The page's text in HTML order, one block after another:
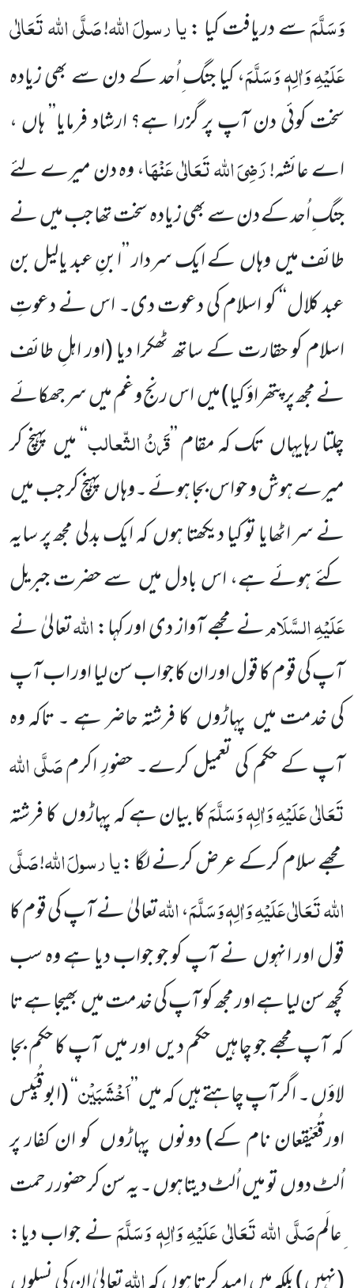
وَسَلَّمَسے دریافت کیا :یارسولَاللہ!صَلَّی اللہ تَعَالٰی
عَلَیْہِ وَاٰلِہٖ وَسَلَّمَ، کیا جنگ ِاُحد کے دن سے بھی زیادہ
سخت کوئی دن آپ پر گزرا ہے؟ ارشاد فرمایا’’ ہاں ،
اے عائشہ!رَضِیَ اللہ تَعَالٰی عَنْہَا، وہ دن میرے لئے
جنگ ِاُحد کے دن سے بھی زیادہ سخت تھا جب میں نے
طائف میں وہاں کے ایک سردار ’’ابنِ عبد یالیل بن
عبد کلال‘‘ کو اسلام کی دعوت دی۔ اس نے دعوتِ
اسلام کو حقارت کے ساتھ ٹھکرا دیا(اور اہلِ طائف
نے مجھ پر پتھراؤ کیا)میں اس رنج و غم میں سرجھکائے
چلتا رہایہاں تک کہ مقام ’’قَرنُ الثّعالب‘‘ میں پہنچ کر
میرے ہوش و حواس بجا ہوئے ۔وہاں پہنچ کر جب میں
نے سر اٹھایا تو کیا دیکھتا ہوں کہ ایک بدلی مجھ پر سایہ
کئے ہوئے ہے، اس بادل میں سے حضرت جبریل
عَلَیْہِالسَّلَامنے مجھے آواز دی اور کہا:اللہتعالیٰ نے
آپ کی قوم کا قول اور ان کا جواب سن لیا اور اب آپ
کی خدمت میں پہاڑوں کا فرشتہ حاضر ہے ۔ تاکہ وہ
آپ کے حکم کی تعمیل کرے۔ حضورِ اکرمصَلَّی اللہ
تَعَالٰی عَلَیْہِ وَاٰلِہٖ وَسَلَّمَکا بیان ہے کہ پہاڑوں کا فرشتہ
مجھے سلام کرکے عرض کرنے لگا :یارسولَاللہ!صَلَّی
اللہ تَعَالٰی عَلَیْہِ وَاٰلِہٖ وَسَلَّمَ،اللہتعالیٰ نے آپ کی قوم کا
قول اور انہوں نے آپ کو جو جواب دیا ہے وہ سب
کچھ سن لیا ہے اور مجھ کو آپ کی خدمت میں بھیجا ہے تا
کہ آپ مجھے جو چاہیں حکم دیں اور میں آپ کا حکم بجا
لاؤں ۔ اگر آپ چاہتے ہیں کہ میں’’اَخْشَبَیْن‘‘(ابو قُبَیس
اورقُعَیْقِعان نام کے)دونوں پہاڑوں کو ان کفار پر
اُلٹ دوں تو میں اُلٹ دیتاہوں ۔ یہ سن کر حضور رحمت
ِعالَمصَلَّی اللہ تَعَالٰی عَلَیْہِ وَاٰلِہٖ وَسَلَّمَنے جواب دیا:
اللہ